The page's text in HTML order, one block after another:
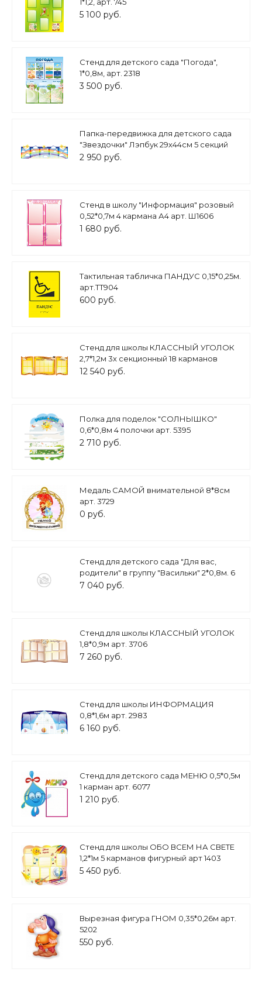
1*1,2, арт. 745
5 100 руб.
Стенд для детского сада "Погода",
1*0,8м, арт. 2318
3 500 руб.
Папка-передвижка для детского сада
"Звездочки" Лэпбук 29х44см 5 секций
арт. ЛП1972
2 950 руб.
Стенд в школу "Информация" розовый
0,52*0,7м 4 кармана А4 арт. Ш1606
1 680 руб.
Тактильная табличка ПАНДУС 0,15*0,25м.
арт.ТТ904
600 руб.
Стенд для школы КЛАССНЫЙ УГОЛОК
2,7*1,2м 3х секционный 18 карманов
фигурный арт 3582
12 540 руб.
Полка для поделок "СОЛНЫШКО"
0,6*0,8м 4 полочки арт. 5395
2 710 руб.
Медаль САМОЙ внимательной 8*8см
арт. 3729
0 руб.
Стенд для детского сада "Для вас,
родители" в группу "Васильки" 2*0,8м. 6
кармана арт. ДС544
7 040 руб.
Стенд для школы КЛАССНЫЙ УГОЛОК
1,8*0,9м арт. 3706
7 260 руб.
Стенд для школы ИНФОРМАЦИЯ
0,8*1,6м арт. 2983
6 160 руб.
Стенд для детского сада МЕНЮ 0,5*0,5м
1 карман арт. 6077
1 210 руб.
Стенд для школы ОБО ВСЕМ НА СВЕТЕ
1,2*1м 5 карманов фигурный арт 1403
5 450 руб.
Вырезная фигура ГНОМ 0,35*0,26м арт.
5202
550 руб.